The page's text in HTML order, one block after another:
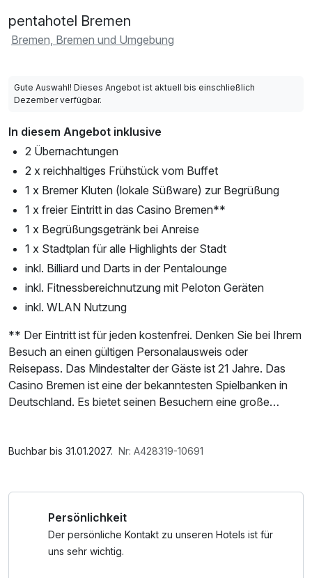
pentahotel Bremen
Bremen, Bremen und Umgebung
Gute Auswahl! Dieses Angebot ist aktuell bis einschließlich
Dezember verfügbar.
In diesem Angebot inklusive
2 Übernachtungen
2 x reichhaltiges Frühstück vom Buffet
1 x Bremer Kluten (lokale Süßware) zur Begrüßung
1 x freier Eintritt in das Casino Bremen**
1 x Begrüßungsgetränk bei Anreise
1 x Stadtplan für alle Highlights der Stadt
inkl. Billiard und Darts in der Pentalounge
inkl. Fitnessbereichnutzung mit Peloton Geräten
inkl. WLAN Nutzung
** Der Eintritt ist für jeden kostenfrei. Denken Sie bei Ihrem
Besuch an einen gültigen Personalausweis oder
Reisepass. Das Mindestalter der Gäste ist 21 Jahre. Das
Casino Bremen ist eine der bekanntesten Spielbanken in
Deutschland. Es bietet seinen Besuchern eine große
Erlebnis für jeden Besucher, der Spaß am Glücksspiel hat
Mit der Neueröffnung im September 2022 tanzt das
Pentahotel Bremen bequem aus der Reihe. Denn hier
verschmelzen selbst im kleinsten Detail jede Menge
Nutzung des Fitnessbereichs, W-LAN Nutzung /
Buchbar bis 31.01.2027. Nr: A428319-10691
Persönlichkeit
Der persönliche Kontakt zu unseren Hotels ist für
uns sehr wichtig.